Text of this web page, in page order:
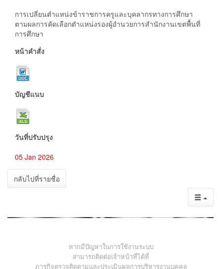
การเปลี่ยนตำแหน่งข้าราชการครูและบุคลากรทางการศึกษา
ตามผลการคัดเลือกตำแหน่งรองผู้อำนวยการสำนักงานเขตพื้นที่
การศึกษา
หน้าคำสั่ง
บัญชีแนบ
วันที่ปรับปรุง
05 Jan 2026
กลับไปที่รายชื่อ
หากมีปัญหาในการใช้งานระบบ
สามารถติดต่อเจ้าหน้าที่ได้ที่
ภารกิจตรวจติดตามและประเมินผลการบริหารงานบุคคล